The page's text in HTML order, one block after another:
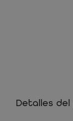
Detalles